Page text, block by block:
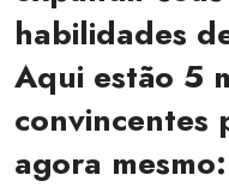
habilidades
Aqui estão 5
convincentes
agora mesmo: